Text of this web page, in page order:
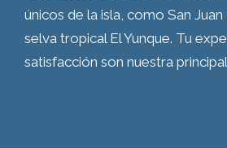
únicos de la isla, como San
selva tropical El Yunque. Tu
satisfacción son nuestra